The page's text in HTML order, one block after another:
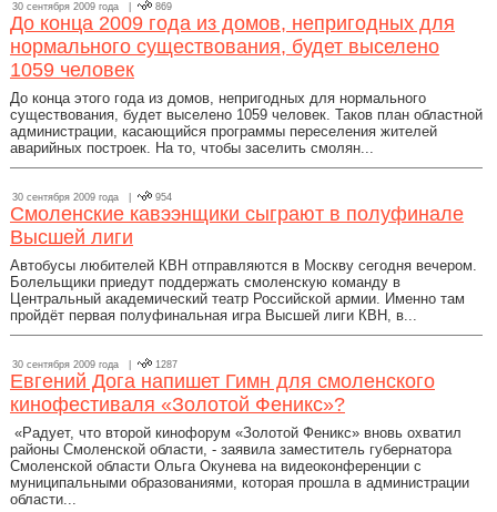
30 сентября 2009 года | 869
До конца 2009 года из домов, непригодных для
нормального существования, будет выселено
1059 человек
До конца этого года из домов, непригодных для нормального
существования, будет выселено 1059 человек. Таков план областной
администрации, касающийся программы переселения жителей
аварийных построек. На то, чтобы заселить смолян...
30 сентября 2009 года | 954
Смоленские кавээнщики сыграют в полуфинале
Высшей лиги
Автобусы любителей КВН отправляются в Москву сегодня вечером.
Болельщики приедут поддержать смоленскую команду в
Центральный академический театр Российской армии. Именно там
пройдёт первая полуфинальная игра Высшей лиги КВН, в...
30 сентября 2009 года | 1287
Евгений Дога напишет Гимн для смоленского
кинофестиваля «Золотой Феникс»?
«Радует, что второй кинофорум «Золотой Феникс» вновь охватил
районы Смоленской области, - заявила заместитель губернатора
Смоленской области Ольга Окунева на видеоконференции с
муниципальными образованиями, которая прошла в администрации
области...